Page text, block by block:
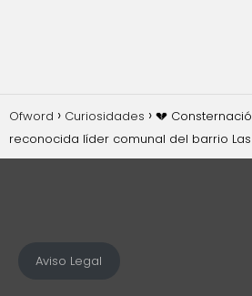
Ofword Curiosidades
💔
reconocida líder comunal del barrio
Aviso Legal